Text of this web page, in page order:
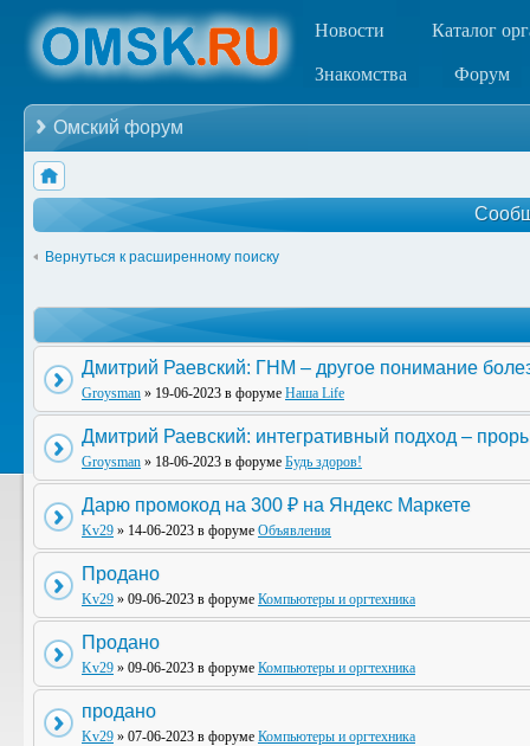
Новости Каталог
Знакомства Форум
Омский форум
Вернуться к расширенному поиску
Дмитрий Раевский: ГНМ – другое понимание
Groysman » 19-06-2023 в форуме Наша Life
Дмитрий Раевский: интегративный подход –
Groysman » 18-06-2023 в форуме Будь здоров!
Дарю промокод на 300 ₽ на Яндекс Маркете
Kv29 » 14-06-2023 в форуме Объявления
Продано
Kv29 » 09-06-2023 в форуме Компьютеры и оргтехника
Продано
Kv29 » 09-06-2023 в форуме Компьютеры и оргтехника
продано
Kv29 » 07-06-2023 в форуме Компьютеры и оргтехника